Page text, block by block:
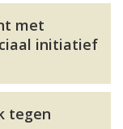
met
initiatief
tegen